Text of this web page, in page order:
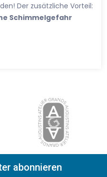
Der zusätzliche Vorteil:
Schimmelgefahr
abonnieren